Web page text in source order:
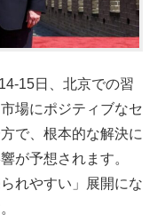
15日、北京での習
場にポジティブなセ
で、根本的な解決に
が予想されます。
れやすい」展開にな